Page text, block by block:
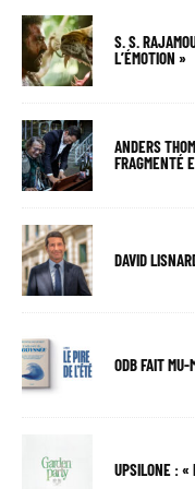
S. S.
L’ÉMOTION »
ANDERS
FRAGMENTÉ
DAVID
ODB FAIT MU-
UPSILONE : «